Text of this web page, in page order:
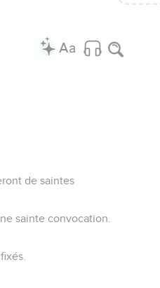
de saintes
sainte convocation.